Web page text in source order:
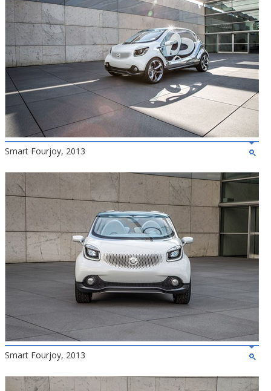
Smart Fourjoy, 2013
Smart Fourjoy, 2013